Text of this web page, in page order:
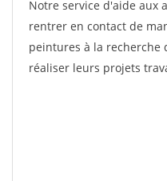
Notre service d'aide aux
rentrer en contact de
peintures à la recherche
réaliser leurs projets